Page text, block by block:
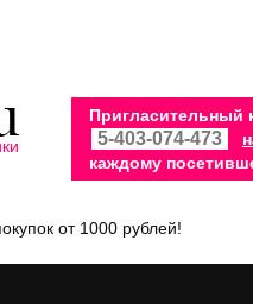
Пригласительный
каждому
от 1000 рублей!